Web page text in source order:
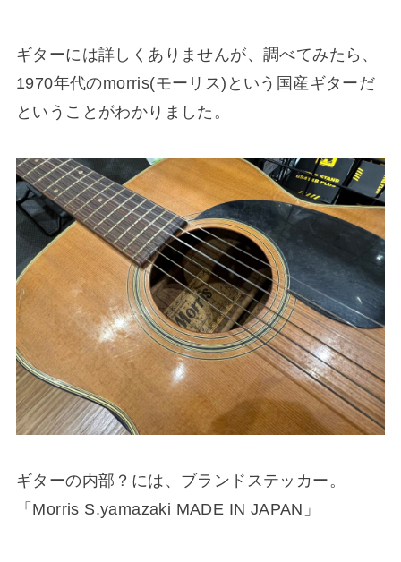
ギターには詳しくありませんが、調べてみたら、
1970年代のmorris(モーリス)という国産ギターだ
ということがわかりました。
ギターの内部？には、ブランドステッカー。
「Morris S.yamazaki MADE IN JAPAN」